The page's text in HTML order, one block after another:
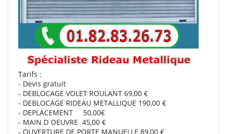
Tarifs :
- Devis gratuit
- DEBLOCAGE VOLET ROULANT 69,00 €
- DEBLOCAGE RIDEAU METALLIQUE 190,00 €
- DEPLACEMENT 50,00€
- MAIN D OEUVRE 45,00 €
- OUVERTURE DE PORTE MANUELLE 89,00 €